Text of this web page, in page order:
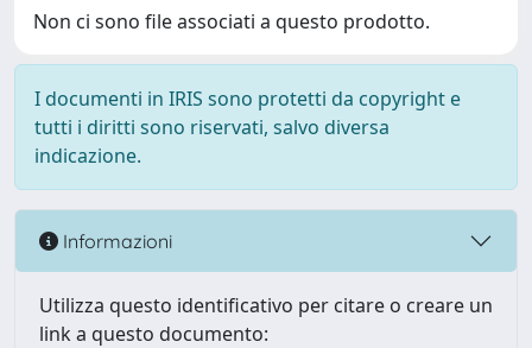
Non ci sono file associati a questo prodotto.
I documenti in IRIS sono protetti da copyright e
tutti i diritti sono riservati, salvo diversa
indicazione.
Informazioni
Utilizza questo identificativo per citare o creare un
link a questo documento: